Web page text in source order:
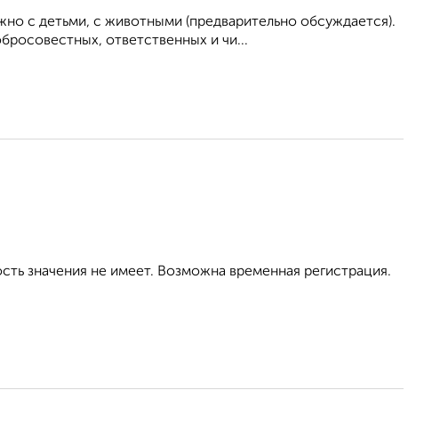
с детьми, с животными (предварительно обсуждается).
ответственных и чи...
значения не имеет. Возможна временная регистрация.